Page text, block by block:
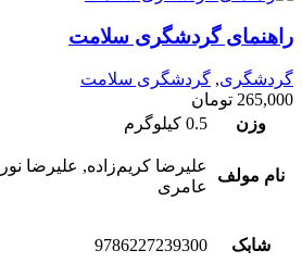
راهنمای گردشگری سلامت
گردشگری, گردشگری سلامت
265,000 تومان
وزن
0.5 کیلوگرم
نام مولف
علیرضا کریم‌زاده, علیرضا
عامری
شابک 9786227239300